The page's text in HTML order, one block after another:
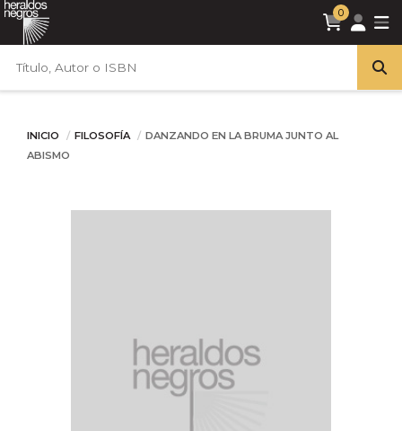
0
INICIO FILOSOFÍA
DANZANDO EN LA BRUMA JUNTO AL
ABISMO